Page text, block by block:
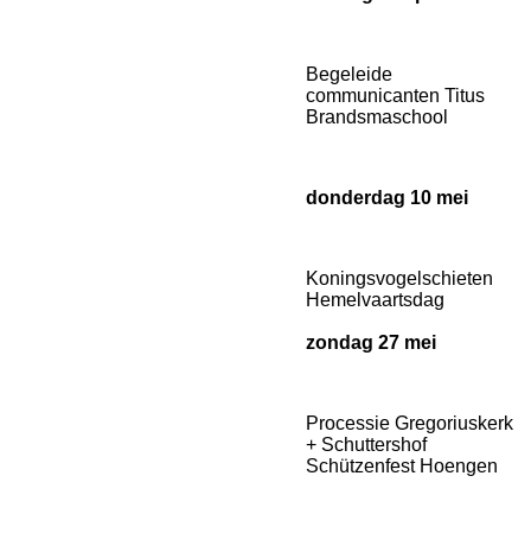
Begeleide
communicanten Titus
Brandsmaschool
donderdag 10 mei
Koningsvogelschieten
Hemelvaartsdag
zondag 27 mei
Processie Gregoriuskerk
+ Schuttershof
Schützenfest Hoengen